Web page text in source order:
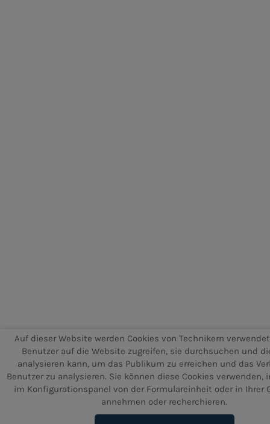
Auf dieser Website werden Cookies von Technikern
Benutzer auf die Website zugreifen, sie durchsuchen und
analysieren kann, um das Publikum zu erreichen und das
Benutzer zu analysieren. Sie können diese Cookies verwenden,
im Konfigurationspanel von der Formulareinheit oder in Ihrer
annehmen oder recherchieren.